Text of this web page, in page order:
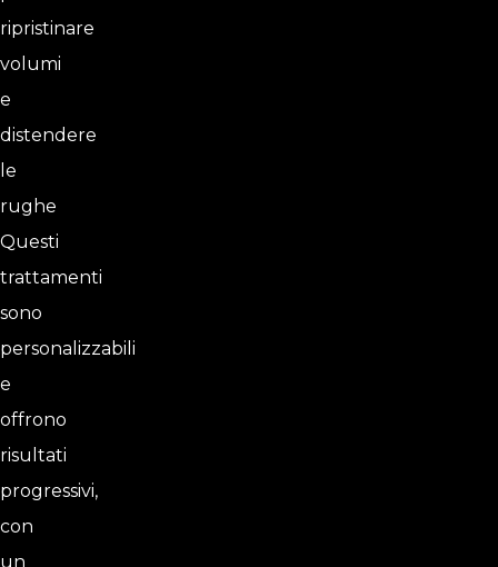
ripristinare
volumi
e
distendere
le
rughe
Questi
trattamenti
sono
personalizzabili
e
offrono
risultati
progressivi,
con
un